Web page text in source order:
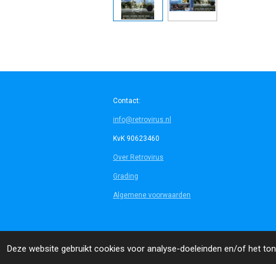
Deze website gebruikt cookies voor analyse-doeleinden en/of het
Contact:
info@retrovirus.nl
KvK 90623460
Over Retrovirus
Grading
Algemene voorwaarden